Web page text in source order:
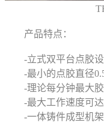
产品特点：
-立式双平台点胶
-最小的点胶直径
-理论每分钟最大胶
-最大工作速度可达
-一体铸件成型机架